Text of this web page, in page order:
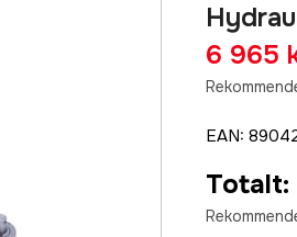
6 965
EAN:
Totalt: